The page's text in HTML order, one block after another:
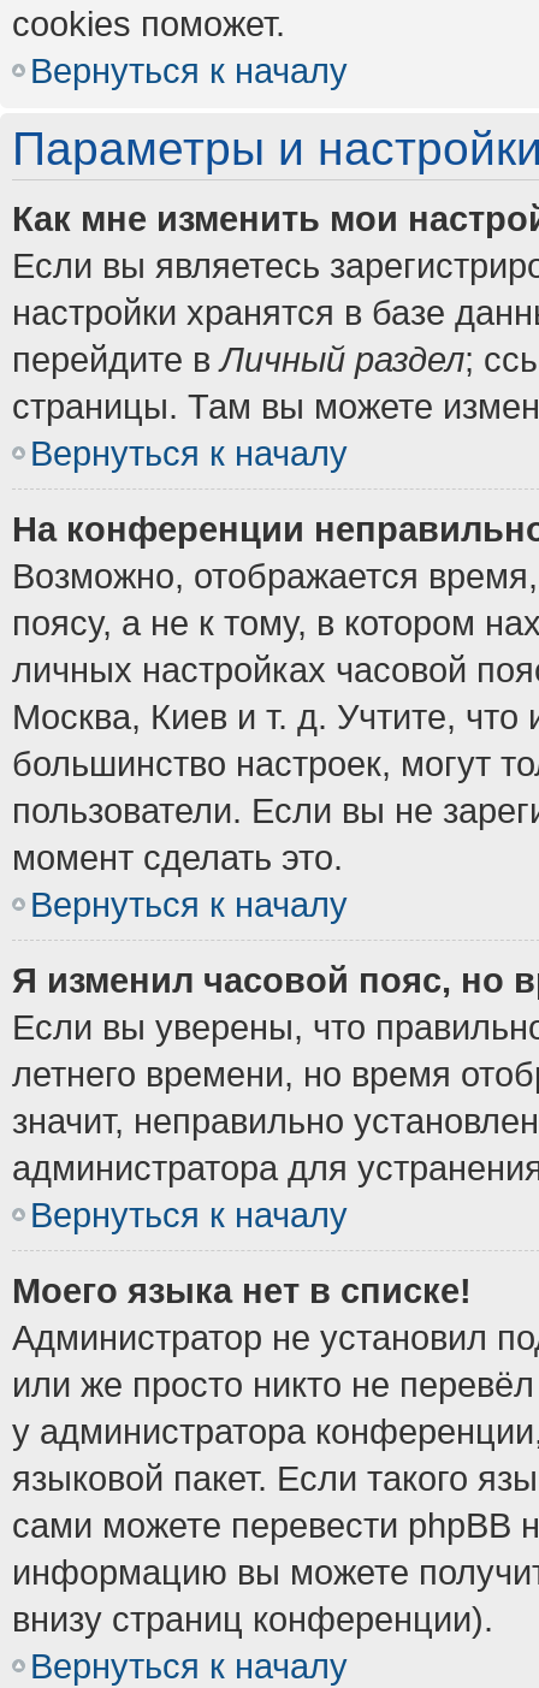
cookies поможет.
Вернуться к началу
Параметры и
Как мне изменить мои
Если вы являетесь
настройки хранятся в базе
перейдите вЛичный раздел;
страницы. Там вы можете
Вернуться к началу
На конференции
Возможно, отображается
поясу, а не к тому, в котором
личных настройках часовой
Москва, Киев и т. д. Учтите, что
большинство настроек, могут
пользователи. Если вы не
момент сделать это.
Вернуться к началу
Я изменил часовой пояс, но
Если вы уверены, что
летнего времени, но время
значит, неправильно
администратора для
Вернуться к началу
Моего языка нет в списке!
Администратор не установил
или же просто никто не
у администратора
языковой пакет. Если такого
сами можете перевести phpBB
информацию вы можете
внизу страниц конференции).
Вернуться к началу